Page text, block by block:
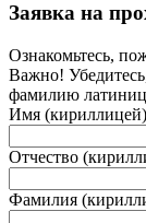
Заявка на
Ознакомьтесь,
Важно!
фамилию
Имя (кириллицей)
Отчество
Фамилия